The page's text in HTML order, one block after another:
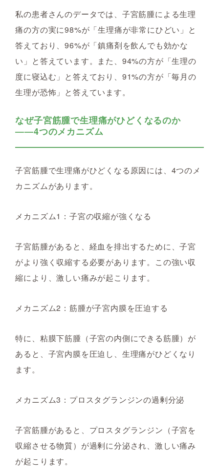
私の患者さんのデータでは、子宮筋腫による生理
痛の方の実に98%が「生理痛が非常にひどい」と
答えており、96%が「鎮痛剤を飲んでも効かな
い」と答えています。また、94%の方が「生理の
度に寝込む」と答えており、91%の方が「毎月の
生理が恐怖」と答えています。
なぜ子宮筋腫で生理痛がひどくなるのか
――4つのメカニズム
子宮筋腫で生理痛がひどくなる原因には、4つのメ
カニズムがあります。
メカニズム1：子宮の収縮が強くなる
子宮筋腫があると、経血を排出するために、子宮
がより強く収縮する必要があります。この強い収
縮により、激しい痛みが起こります。
メカニズム2：筋腫が子宮内膜を圧迫する
特に、粘膜下筋腫（子宮の内側にできる筋腫）が
あると、子宮内膜を圧迫し、生理痛がひどくなり
ます。
メカニズム3：プロスタグランジンの過剰分泌
子宮筋腫があると、プロスタグランジン（子宮を
収縮させる物質）が過剰に分泌され、激しい痛み
が起こります。